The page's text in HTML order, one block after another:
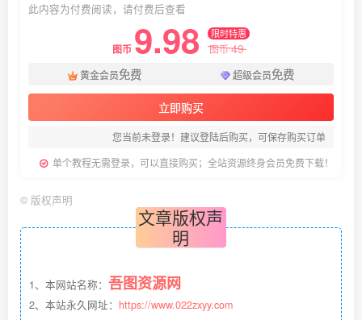
此内容为付费阅读，请付费后查看
图币 9.98 限时特惠
图币49
黄金会员免费 超级会员免费
立即购买
您当前未登录！建议登陆后购买，可保存购买订单
单个教程无需登录，可以直接购买；全站资源终身会员免费下载！
© 版权声明
文章版权声
明
1、本网站名称： 吾图资源网
2、本站永久网址： https://www.022zxyy.com